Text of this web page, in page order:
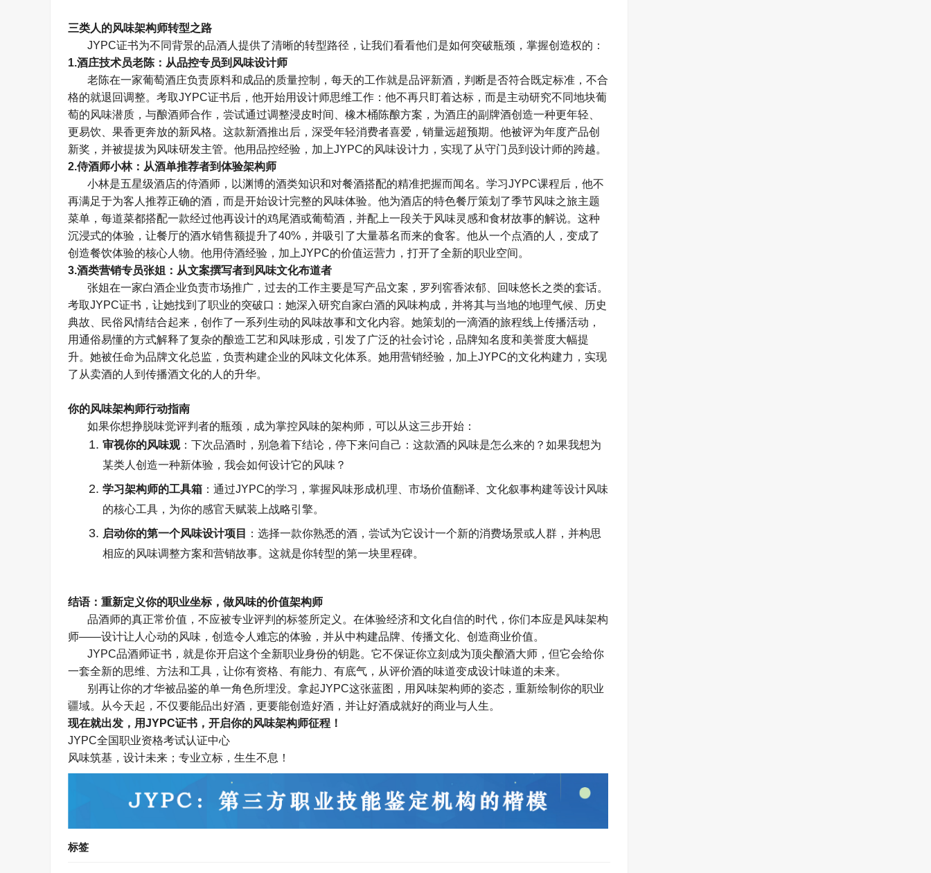
三类人的风味架构师转型之路
JYPC证书为不同背景的品酒人提供了清晰的转型路径，让我们看看他们是如何突破瓶颈，掌握创造权的：
1.酒庄技术员老陈：从品控专员到风味设计师
老陈在一家葡萄酒庄负责原料和成品的质量控制，每天的工作就是品评新酒，判断是否符合既定标准，不合
格的就退回调整。考取JYPC证书后，他开始用设计师思维工作：他不再只盯着达标，而是主动研究不同地块葡
萄的风味潜质，与酿酒师合作，尝试通过调整浸皮时间、橡木桶陈酿方案，为酒庄的副牌酒创造一种更年轻、
更易饮、果香更奔放的新风格。这款新酒推出后，深受年轻消费者喜爱，销量远超预期。他被评为年度产品创
新奖，并被提拔为风味研发主管。他用品控经验，加上JYPC的风味设计力，实现了从守门员到设计师的跨越。
2.侍酒师小林：从酒单推荐者到体验架构师
小林是五星级酒店的侍酒师，以渊博的酒类知识和对餐酒搭配的精准把握而闻名。学习JYPC课程后，他不
再满足于为客人推荐正确的酒，而是开始设计完整的风味体验。他为酒店的特色餐厅策划了季节风味之旅主题
菜单，每道菜都搭配一款经过他再设计的鸡尾酒或葡萄酒，并配上一段关于风味灵感和食材故事的解说。这种
沉浸式的体验，让餐厅的酒水销售额提升了40% ，并吸引了大量慕名而来的食客。他从一个点酒的人，变成了
创造餐饮体验的核心人物。他用侍酒经验，加上JYPC的价值运营力，打开了全新的职业空间。
3.酒类营销专员张姐：从文案撰写者到风味文化布道者
张姐在一家白酒企业负责市场推广，过去的工作主要是写产品文案，罗列窖香浓郁、回味悠长之类的套话。
考取JYPC证书，让她找到了职业的突破口：她深入研究自家白酒的风味构成，并将其与当地的地理气候、历史
典故、民俗风情结合起来，创作了一系列生动的风味故事和文化内容。她策划的一滴酒的旅程线上传播活动，
用通俗易懂的方式解释了复杂的酿造工艺和风味形成，引发了广泛的社会讨论，品牌知名度和美誉度大幅提
升。她被任命为品牌文化总监，负责构建企业的风味文化体系。她用营销经验，加上JYPC的文化构建力，实现
了从卖酒的人到传播酒文化的人的升华。
你的风味架构师行动指南
如果你想挣脱味觉评判者的瓶颈，成为掌控风味的架构师，可以从这三步开始：
审视你的风味观：下次品酒时，别急着下结论，停下来问自己：这款酒的风味是怎么来的？如果我想为
某类人创造一种新体验，我会如何设计它的风味？
学习架构师的工具箱 ：通过JYPC的学习，掌握风味形成机理、市场价值翻译、文化叙事构建等设计风味
的核心工具，为你的感官天赋装上战略引擎。
启动你的第一个风味设计项目
：选择一款你熟悉的酒，尝试为它设计一个新的消费场景或人群，并构思
相应的风味调整方案和营销故事。这就是你转型的第一块里程碑。
结语：重新定义你的职业坐标，做风味的价值架构师
品酒师的真正常价值，不应被专业评判的标签所定义。在体验经济和文化自信的时代，你们本应是风味架构
师——设计让人心动的风味，创造令人难忘的体验，并从中构建品牌、传播文化、创造商业价值。
JYPC品酒师证书，就是你开启这个全新职业身份的钥匙。它不保证你立刻成为顶尖酿酒大师，但它会给你
一套全新的思维、方法和工具，让你有资格、有能力、有底气，从评价酒的味道变成设计味道的未来。
别再让你的才华被品鉴的单一角色所埋没。拿起JYPC这张蓝图，用风味架构师的姿态，重新绘制你的职业
疆域。从今天起，不仅要能品出好酒，更要能创造好酒，并让好酒成就好的商业与人生。
现在就出发，用JYPC证书，开启你的风味架构师征程！
JYPC全国职业资格考试认证中心
风味筑基，设计未来；专业立标，生生不息！
标签